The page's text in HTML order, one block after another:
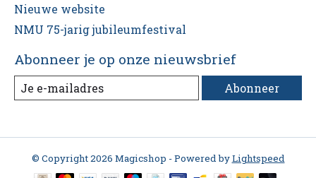
Nieuwe website
NMU 75-jarig jubileumfestival
Abonneer je op onze nieuwsbrief
Abonneer
© Copyright 2026 Magicshop - Powered byLightspeed